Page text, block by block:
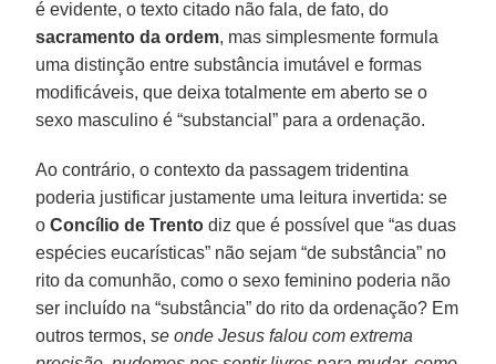
é evidente, o texto citado não fala, de fato, do
sacramento da ordem, mas simplesmente formula
uma distinção entre substância imutável e formas
modificáveis, que deixa totalmente em aberto se o
sexo masculino é “substancial” para a ordenação.
Ao contrário, o contexto da passagem tridentina
poderia justificar justamente uma leitura invertida: se
oConcílio de Trento diz que é possível que “as duas
espécies eucarísticas” não sejam “de substância” no
rito da comunhão, como o sexo feminino poderia não
ser incluído na “substância” do rito da ordenação? Em
outros termos,se onde Jesus falou com extrema